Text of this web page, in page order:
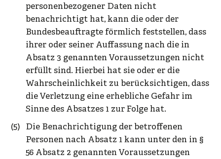
personenbezogener Daten nicht
benachrichtigt hat, kann die oder der
Bundesbeauftragte förmlich feststellen, dass
ihrer oder seiner Auffassung nach die in
Absatz 3 genannten Voraussetzungen nicht
erfüllt sind. Hierbei hat sie oder er die
Wahrscheinlichkeit zu berücksichtigen, dass
die Verletzung eine erhebliche Gefahr im
Sinne des Absatzes 1 zur Folge hat.
Die Benachrichtigung der betroffenen
Personen nach Absatz 1 kann unter den in §
56 Absatz 2 genannten Voraussetzungen